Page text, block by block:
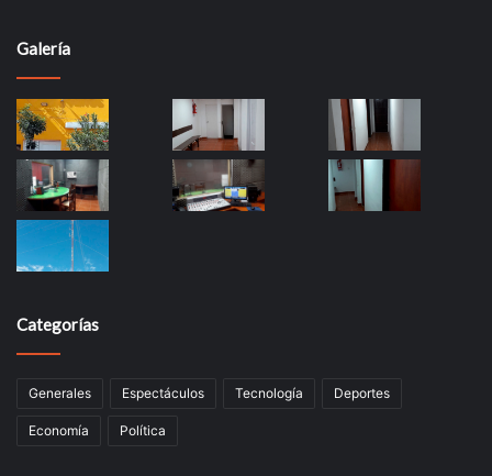
Galería
Categorías
Generales Espectáculos Tecnología Deportes
Economía Política